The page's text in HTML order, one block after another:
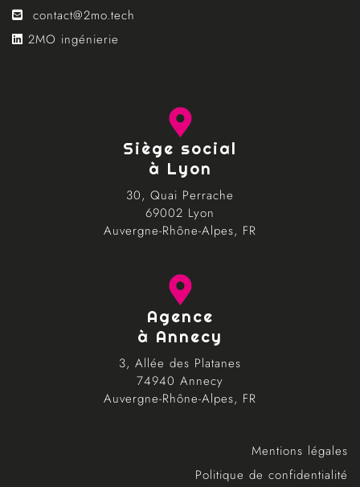
contact@2mo.tech
2MO ingénierie
Siège social
à Lyon
30, Quai Perrache
69002 Lyon
Auvergne-Rhône-Alpes, FR
Agence
à Annecy
3, Allée des Platanes
74940 Annecy
Auvergne-Rhône-Alpes, FR
Mentions légales
Politique de confidentialité